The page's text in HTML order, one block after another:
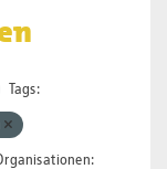
Tags: